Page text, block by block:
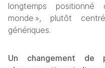
longtemps positionné
monde », plutôt
génériques.
Un changement de